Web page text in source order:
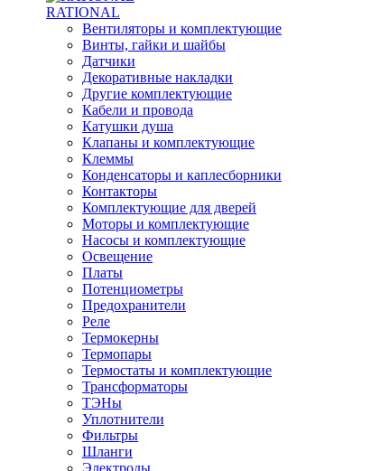
RATIONAL
Вентиляторы и комплектующие
Винты, гайки и шайбы
Датчики
Декоративные накладки
Другие комплектующие
Кабели и провода
Катушки душа
Клапаны и комплектующие
Клеммы
Конденсаторы и каплесборники
Контакторы
Комплектующие для дверей
Моторы и комплектующие
Насосы и комплектующие
Освещение
Платы
Потенциометры
Предохранители
Реле
Термокерны
Термопары
Термостаты и комплектующие
Трансформаторы
ТЭНы
Уплотнители
Фильтры
Шланги
Электроды